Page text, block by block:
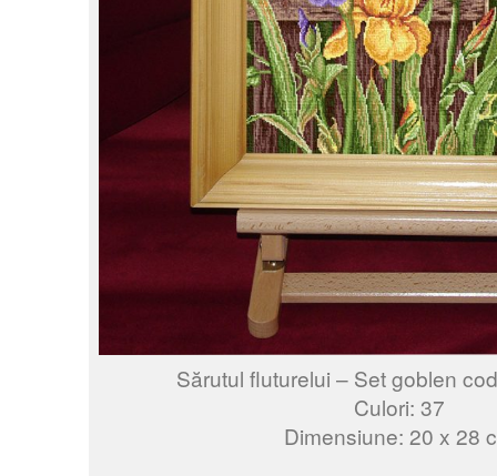
Sărutul fluturelui – Set goblen
Culori: 37
Dimensiune: 20 x 28